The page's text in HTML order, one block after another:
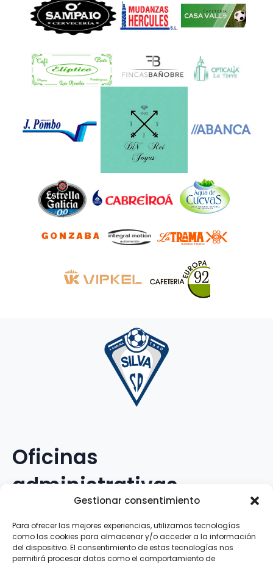
Gestionar consentimiento
Para ofrecer las mejores experiencias, utilizamos tecnologías
como las cookies para almacenar y/o acceder a la información
del dispositivo. El consentimiento de estas tecnologías nos
permitirá procesar datos como el comportamiento de
Oficinas
administrativas
Avenida Galileo Galilei, 12
15.008 · A Coruña · España